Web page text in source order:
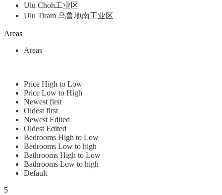
Ulu Choh工业区
Ulu Tiram 乌鲁地南工业区
Areas
Areas
Price High to Low
Price Low to High
Newest first
Oldest first
Newest Edited
Oldest Edited
Bedrooms High to Low
Bedrooms Low to high
Bathrooms High to Low
Bathrooms Low to high
Default
5